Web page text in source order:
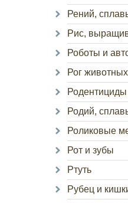
Рений,
Рис,
Роботы и
Рог животных
Родентициды
Родий,
Роликовые
Рот и зубы
Ртуть
Рубец и